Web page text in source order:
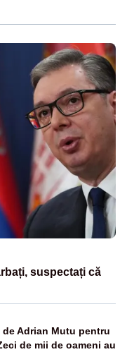
suspectați că
Adrian Mutu pentru
de mii de oameni au